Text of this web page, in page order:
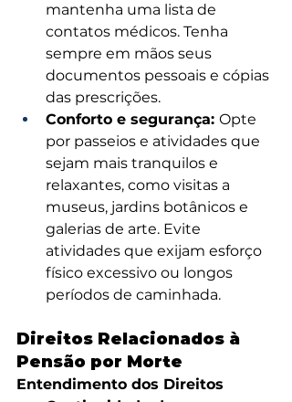
mantenha uma lista de
contatos médicos. Tenha
sempre em mãos seus
documentos pessoais e cópias
das prescrições.
Conforto e segurança: Opte
por passeios e atividades que
sejam mais tranquilos e
relaxantes, como visitas a
museus, jardins botânicos e
galerias de arte. Evite
atividades que exijam esforço
físico excessivo ou longos
períodos de caminhada.
Direitos Relacionados à
Pensão por Morte
Entendimento dos Direitos